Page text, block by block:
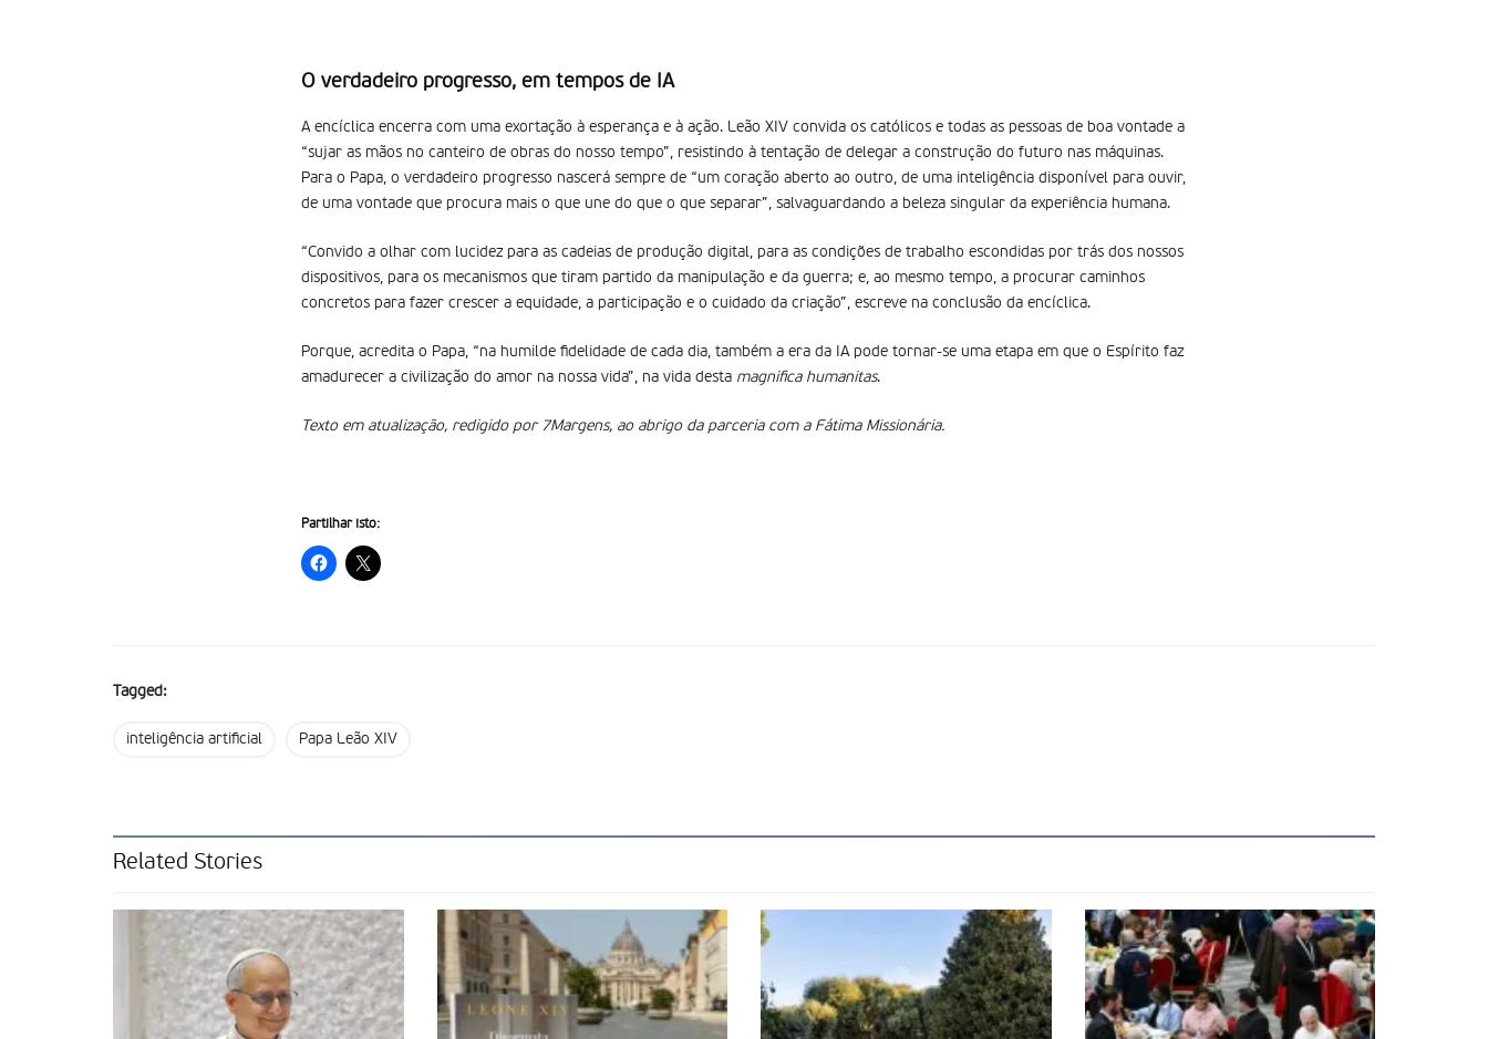
O verdadeiro progresso, em tempos de IA
A encíclica encerra com uma exortação à esperança e à ação. Leão XIV convida os católicos e todas as pessoas de boa vontade a
“sujar as mãos no canteiro de obras do nosso tempo”, resistindo à tentação de delegar a construção do futuro nas máquinas.
Para o Papa, o verdadeiro progresso nascerá sempre de “um coração aberto ao outro, de uma inteligência disponível para ouvir,
de uma vontade que procura mais o que une do que o que separar”, salvaguardando a beleza singular da experiência humana.
“Convido a olhar com lucidez para as cadeias de produção digital, para as condições de trabalho escondidas por trás dos nossos
dispositivos, para os mecanismos que tiram partido da manipulação e da guerra; e, ao mesmo tempo, a procurar caminhos
concretos para fazer crescer a equidade, a participação e o cuidado da criação”, escreve na conclusão da encíclica.
Porque, acredita o Papa, “na humilde fidelidade de cada dia, também a era da IA pode tornar-se uma etapa em que o Espírito faz
amadurecer a civilização do amor na nossa vida”, na vida desta magnifica humanitas.
Texto em atualização, redigido por 7Margens, ao abrigo da parceria com a Fátima Missionária.
Partilhar isto:
Tagged:
inteligência artificial Papa Leão XIV
Related Stories